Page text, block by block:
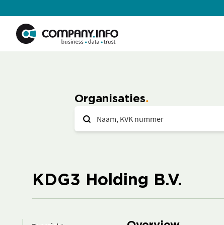
Organisaties
KDG3 Holding B.V.